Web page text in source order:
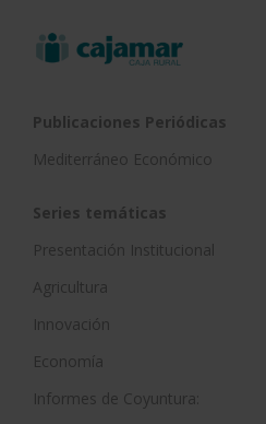
Publicaciones Periódicas
Mediterráneo Económico
Series temáticas
Presentación Institucional
Agricultura
Innovación
Economía
Informes de Coyuntura: